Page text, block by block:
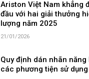
Ariston Việt Nam khẳng
đầu với hai giải thưởng
lượng năm 2025
21/01/2026
Quy định dán nhãn
các phương tiện sử